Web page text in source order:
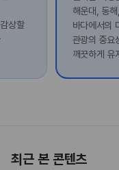
상할
해운대, 동
바다에서의
관광의 중요
깨끗하게 유
최근 본 콘텐츠